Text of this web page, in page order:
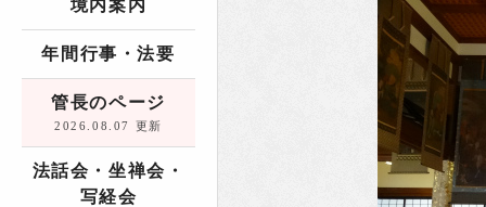
境内案内
年間行事・法要
管長のページ
2026.08.07 更新
法話会・坐禅会・
写経会